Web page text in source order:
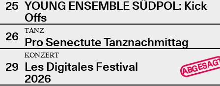
25 YOUNG ENSEMBLE SÜDPOL: Kick
Offs
26
TANZ
Pro Senectute Tanznachmittag
29
KONZERT
Les Digitales Festival
2026